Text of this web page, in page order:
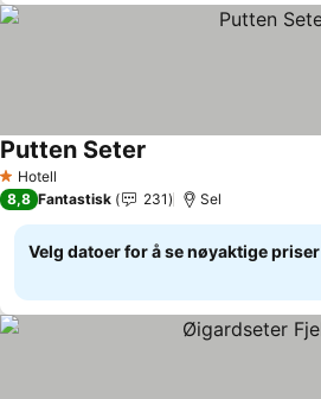
1 Stjerner
Hotell
Putten Seter
8,8 Fantastisk 231 Sel
Velg datoer for å se nøyaktige priser